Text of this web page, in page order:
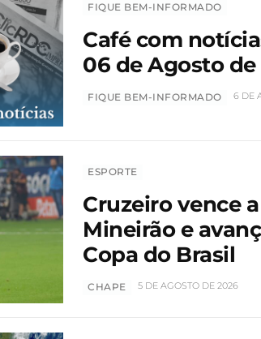
FIQUE BEM-INFORMADO
Café com
06 de Agosto de
FIQUE BEM-INFORMADO 6 DE
ESPORTE
Cruzeiro vence
Mineirão e
Copa do Brasil
CHAPE 5 DE AGOSTO DE 2026